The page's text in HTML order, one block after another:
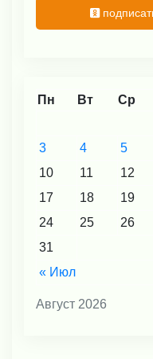
Август 2026
Пн Вт Ср
« Июл
3
4 5
10
11 12
17
18 19
24
25 26
31